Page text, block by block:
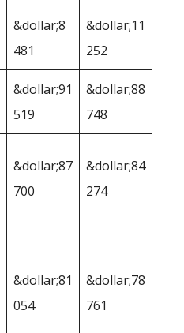
&dollar;8
481
&dollar;11
252
&dollar;91
519
&dollar;88
748
&dollar;87
700
&dollar;84
274
&dollar;81
054
&dollar;78
761